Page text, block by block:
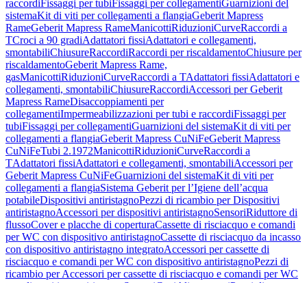
raccordiFissaggi per tubiFissaggi per collegamentiGuarnizioni del
sistemaKit di viti per collegamenti a flangiaGeberit Mapress
RameGeberit Mapress RameManicottiRiduzioniCurveRaccordi a
TCroci a 90 gradiAdattatori fissiAdattatori e collegamenti,
smontabiliChiusureRaccordiRaccordi per riscaldamentoChiusure per
riscaldamentoGeberit Mapress Rame,
gasManicottiRiduzioniCurveRaccordi a TAdattatori fissiAdattatori e
collegamenti, smontabiliChiusureRaccordiAccessori per Geberit
Mapress RameDisaccoppiamenti per
collegamentiImpermeabilizzazioni per tubi e raccordiFissaggi per
tubiFissaggi per collegamentiGuarnizioni del sistemaKit di viti per
collegamenti a flangiaGeberit Mapress CuNiFeGeberit Mapress
CuNiFeTubi 2.1972ManicottiRiduzioniCurveRaccordi a
TAdattatori fissiAdattatori e collegamenti, smontabiliAccessori per
Geberit Mapress CuNiFeGuarnizioni del sistemaKit di viti per
collegamenti a flangiaSistema Geberit per l’Igiene dell’acqua
potabileDispositivi antiristagnoPezzi di ricambio per Dispositivi
antiristagnoAccessori per dispositivi antiristagnoSensoriRiduttore di
flussoCover e placche di coperturaCassette di risciacquo e comandi
per WC con dispositivo antiristagnoCassette di risciacquo da incasso
con dispositivo antiristagno integratoAccessori per cassette di
risciacquo e comandi per WC con dispositivo antiristagnoPezzi di
ricambio per Accessori per cassette di risciacquo e comandi per WC